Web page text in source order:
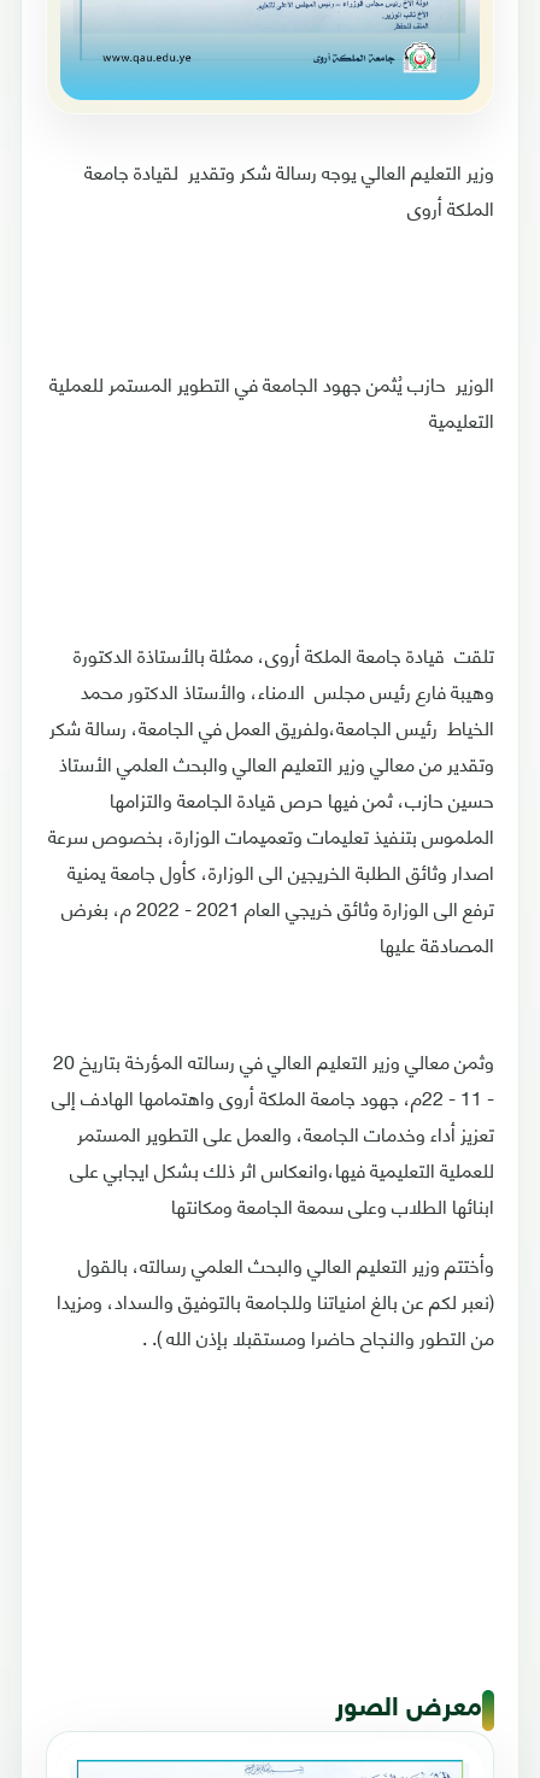
وزير التعليم العالي يوجه رسالة شكر وتقدير لقيادة جامعة
الملكة أروى
الوزير حازب يُثمن جهود الجامعة في التطوير المستمر للعملية
التعليمية
تلقت قيادة جامعة الملكة أروى، ممثلة بالأستاذة الدكتورة
وهيبة فارع رئيس مجلس الامناء، والأستاذ الدكتور محمد
الخياط رئيس الجامعة،ولفريق العمل في الجامعة، رسالة شكر
وتقدير من معالي وزير التعليم العالي والبحث العلمي الأستاذ
حسين حازب، ثمن فيها حرص قيادة الجامعة والتزامها
الملموس بتنفيذ تعليمات وتعميمات الوزارة، بخصوص سرعة
اصدار وثائق الطلبة الخريجين الى الوزارة، كأول جامعة يمنية
ترفع الى الوزارة وثائق خريجي العام 2021 - 2022 م، بغرض
المصادقة عليها
وثمن معالي وزير التعليم العالي في رسالته المؤرخة بتاريخ 20
- 11 - 22م، جهود جامعة الملكة أروى واهتمامها الهادف إلى
تعزيز أداء وخدمات الجامعة، والعمل على التطوير المستمر
للعملية التعليمية فيها،وانعكاس اثر ذلك بشكل ايجابي على
ابنائها الطلاب وعلى سمعة الجامعة ومكانتها
وأختتم وزير التعليم العالي والبحث العلمي رسالته، بالقول
(نعبر لكم عن بالغ امنياتنا وللجامعة بالتوفيق والسداد، ومزيدا
من التطور والنجاح حاضرا ومستقبلا بإذن الله ). .
معرض الصور